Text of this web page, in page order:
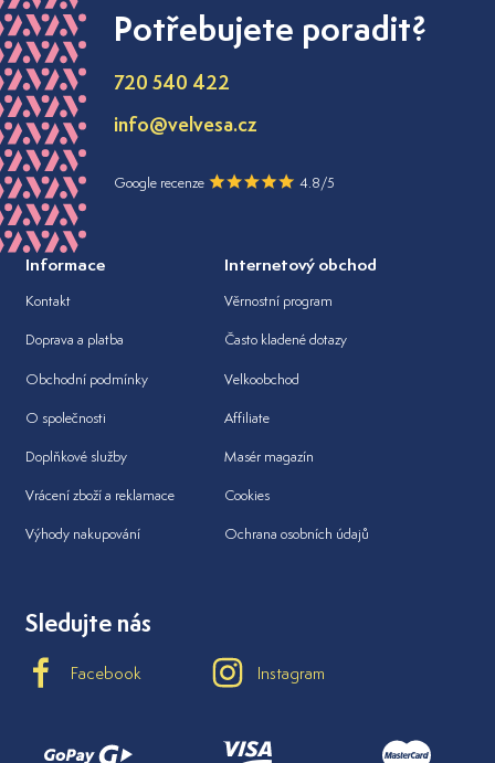
Potřebujete poradit?
720 540 422
info@velvesa.cz
Google recenze 4.8/5
Informace
Kontakt
Doprava a platba
Obchodní podmínky
O společnosti
Doplňkové služby
Vrácení zboží a reklamace
Výhody nakupování
Internetový obchod
Věrnostní program
Často kladené dotazy
Velkoobchod
Affiliate
Masér magazín
Cookies
Ochrana osobních údajů
Sledujte nás
Facebook Instagram